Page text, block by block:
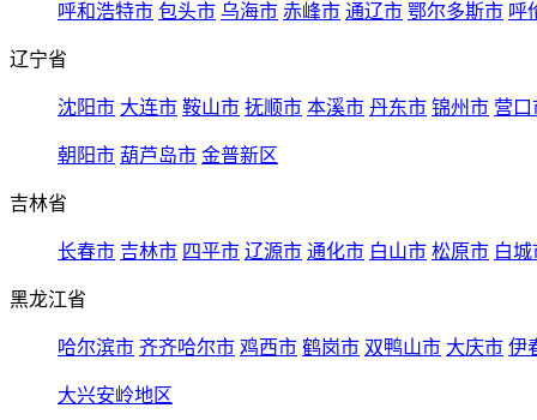
呼和浩特市 包头市 乌海市 赤峰市 通辽市 鄂尔多斯市 呼
辽宁省
沈阳市 大连市 鞍山市 抚顺市 本溪市 丹东市 锦州市 营口
朝阳市 葫芦岛市 金普新区
吉林省
长春市 吉林市 四平市 辽源市 通化市 白山市 松原市 白城
黑龙江省
哈尔滨市 齐齐哈尔市 鸡西市 鹤岗市 双鸭山市 大庆市 伊
大兴安岭地区